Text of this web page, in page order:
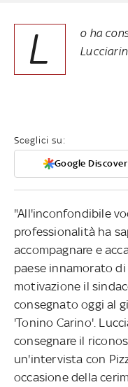
L
o ha
Sceglici su:
Google Discover
"All'inconfondibile
professionalità ha
accompagnare e
paese innamorato
motivazione il
consegnato oggi al
'Tonino Carino'.
consegnare il
un'intervista con
occasione della